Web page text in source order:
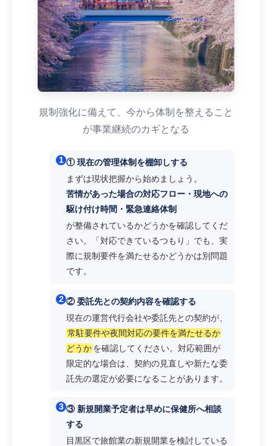
規制強化に備えて、今から体制を整えること
が事業継続のカギとなる
1 ① 現在の管理体制を棚卸しする
まずは現状把握から始めましょう。
苦情があった場合の対応フロー・現地への
駆け付け時間・緊急連絡体制
が整備されているかどうかを確認してくだ
さい。「対応できているつもり」でも、実
際に規制要件を満たせるかどうかは別問題
です。
2 ② 委託先との契約内容を確認する
現在の運営代行会社や委託先との契約が、
常駐要件や夜間対応の要件を満たせるか
どうかを確認してください。対応範囲が
限定的な場合は、契約の見直しや新たな委
託先の選定が必要になることがあります。
3 ③ 新規開業予定者は早めに保健所へ相談
する
目黒区で旅館業の新規開業を検討している